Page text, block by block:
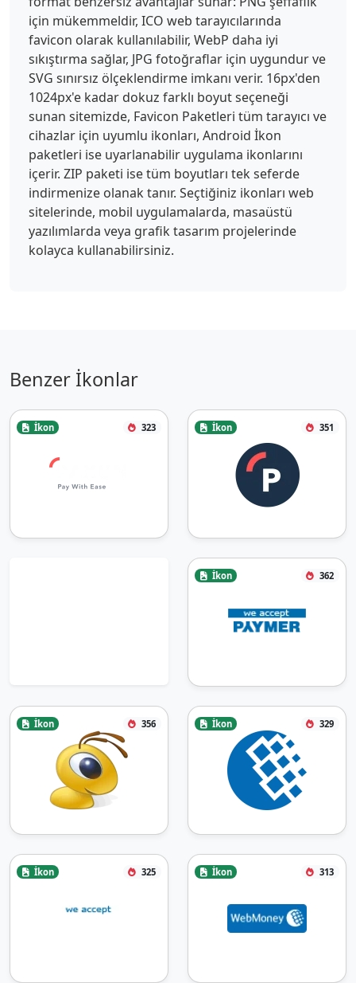
için mükemmeldir, ICO web tarayıcılarında
favicon olarak kullanılabilir, WebP daha iyi
sıkıştırma sağlar, JPG fotoğraflar için uygundur ve
SVG sınırsız ölçeklendirme imkanı verir. 16px'den
1024px'e kadar dokuz farklı boyut seçeneği
sunan sitemizde, Favicon Paketleri tüm tarayıcı ve
cihazlar için uyumlu ikonları, Android İkon
paketleri ise uyarlanabilir uygulama ikonlarını
içerir. ZIP paketi ise tüm boyutları tek seferde
indirmenize olanak tanır. Seçtiğiniz ikonları web
sitelerinde, mobil uygulamalarda, masaüstü
yazılımlarda veya grafik tasarım projelerinde
kolayca kullanabilirsiniz.
Benzer İkonlar
İkon 323 İkon 351
İkon 362
İkon 356 İkon 329
İkon 325 İkon 313